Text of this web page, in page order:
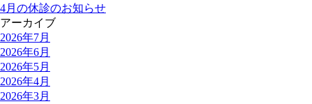
4月の休診のお知らせ
アーカイブ
2026年7月
2026年6月
2026年5月
2026年4月
2026年3月